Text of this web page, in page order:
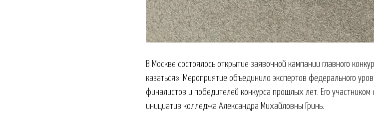
В Москве состоялось открытие заявочной кампании главного
казаться». Мероприятие объединило экспертов федерального
финалистов и победителей конкурса прошлых лет. Его
инициатив колледжа Александра Михайловны Гринь.